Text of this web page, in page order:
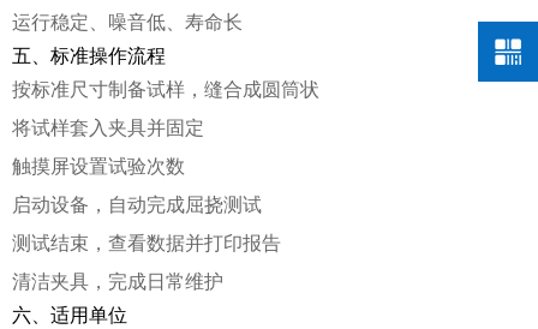
运行稳定、噪音低、寿命长
五、标准操作流程
按标准尺寸制备试样，缝合成圆筒状
将试样套入夹具并固定
触摸屏设置试验次数
启动设备，自动完成屈挠测试
测试结束，查看数据并打印报告
清洁夹具，完成日常维护
六、适用单位